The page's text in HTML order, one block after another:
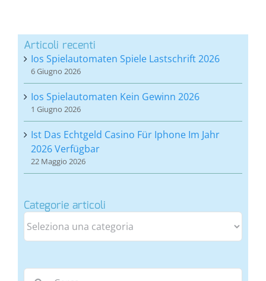
Articoli recenti
Ios Spielautomaten Spiele Lastschrift 2026
6 Giugno 2026
Ios Spielautomaten Kein Gewinn 2026
1 Giugno 2026
Ist Das Echtgeld Casino Für Iphone Im Jahr
2026 Verfügbar
22 Maggio 2026
Categorie articoli
articoli